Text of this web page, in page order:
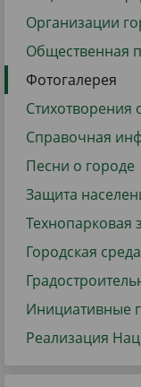
Организации
Общественная
Фотогалерея
Стихотворения
Справочная
Песни о городе
Защита
Технопарковая
Городская среда
Инициативные
Реализация